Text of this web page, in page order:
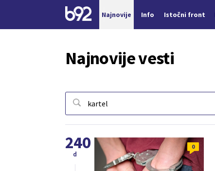
Najnovije Info Istočni front
Najnovije vesti
0
240
d